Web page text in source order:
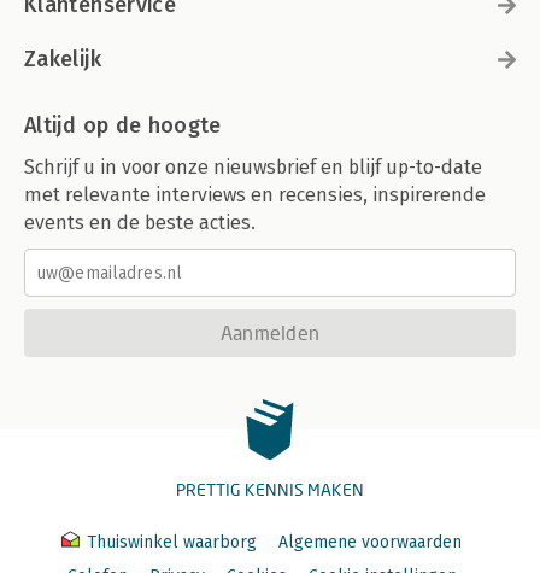
Zakelijk
Altijd op de hoogte
Schrijf u in voor onze nieuwsbrief en blijf up-to-date
met relevante interviews en recensies, inspirerende
events en de beste acties.
Aanmelden
PRETTIG KENNIS MAKEN
Thuiswinkel waarborg
Algemene voorwaarden